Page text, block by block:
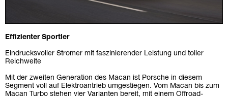
Effizienter Sportler
Eindrucksvoller Stromer mit faszinierender Leistung und toller
Reichweite
Mit der zweiten Generation des Macan ist Porsche in diesem
Segment voll auf Elektroantrieb umgestiegen. Vom Macan bis zum
Macan Turbo stehen vier Varianten bereit, mit einem Offroad-